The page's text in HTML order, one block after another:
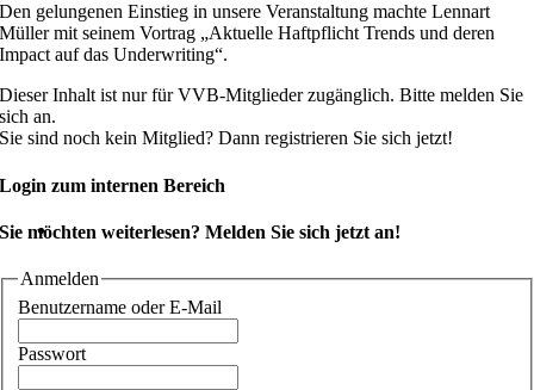
Den gelungenen Einstieg in unsere Veranstaltung machte Lennart
Müller mit seinem Vortrag „Aktuelle Haftpflicht Trends und deren
Impact auf das Underwriting“.
Dieser Inhalt ist nur für VVB-Mitglieder zugänglich. Bitte melden Sie
sich an.
Sie sind noch kein Mitglied? Dann registrieren Sie sich jetzt!
Login zum internen Bereich
Sie möchten weiterlesen? Melden Sie sich jetzt an!
Anmelden
Benutzername oder E-Mail
Passwort